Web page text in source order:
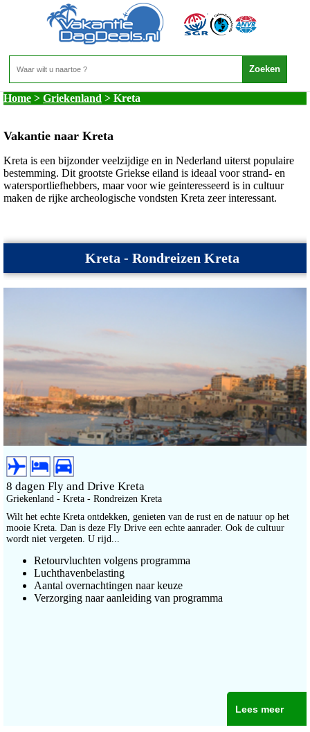
Home > Griekenland > Kreta
Vakantie naar Kreta
Kreta is een bijzonder veelzijdige en in Nederland uiterst populaire
bestemming. Dit grootste Griekse eiland is ideaal voor strand- en
watersportliefhebbers, maar voor wie geinteresseerd is in cultuur
maken de rijke archeologische vondsten Kreta zeer interessant.
Kreta - Rondreizen Kreta
8 dagen Fly and Drive Kreta
Griekenland - Kreta - Rondreizen Kreta
Wilt het echte Kreta ontdekken, genieten van de rust en de natuur op het
mooie Kreta. Dan is deze Fly Drive een echte aanrader. Ook de cultuur
wordt niet vergeten. U rijd...
Retourvluchten volgens programma
Luchthavenbelasting
Aantal overnachtingen naar keuze
Verzorging naar aanleiding van programma
Lees meer